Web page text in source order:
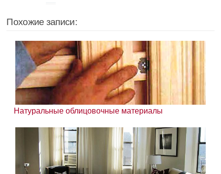
Похожие записи:
Натуральные облицовочные материалы